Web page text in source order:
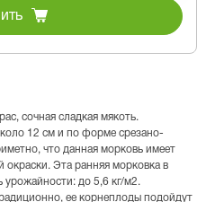
сочная сладкая мякоть.
12 см и по форме срезано-
что данная морковь имеет
Эта ранняя морковка в
урожайности: до 5,6 кг/м2.
ее корнеплоды подойдут